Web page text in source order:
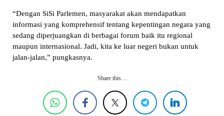
“Dengan SiSi Parlemen, masyarakat akan mendapatkan
informasi yang komprehensif tentang kepentingan negara yang
sedang diperjuangkan di berbagai forum baik itu regional
maupun internasional. Jadi, kita ke luar negeri bukan untuk
jalan-jalan,” pungkasnya.
Share this…